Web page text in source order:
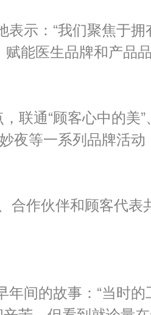
示：“我们聚焦于拥
赋能医生品牌和产品
联通“顾客心中的美”
夜等一系列品牌活
合作伙伴和顾客代
间的故事：“当时